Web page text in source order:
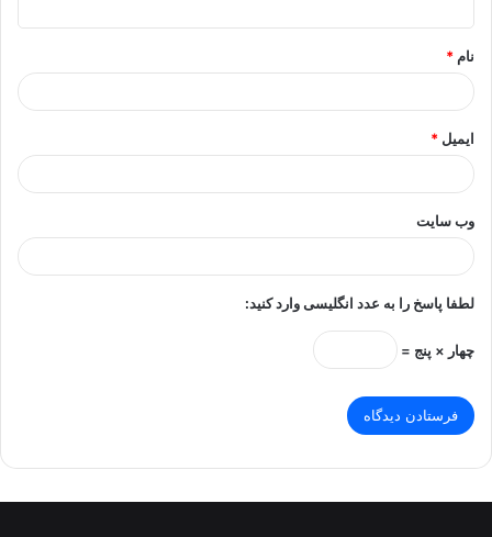
*
نام *
ایمیل *
وب‌ سایت
لطفا پاسخ را به عدد انگلیسی وارد کنید:
چهار × پنج =